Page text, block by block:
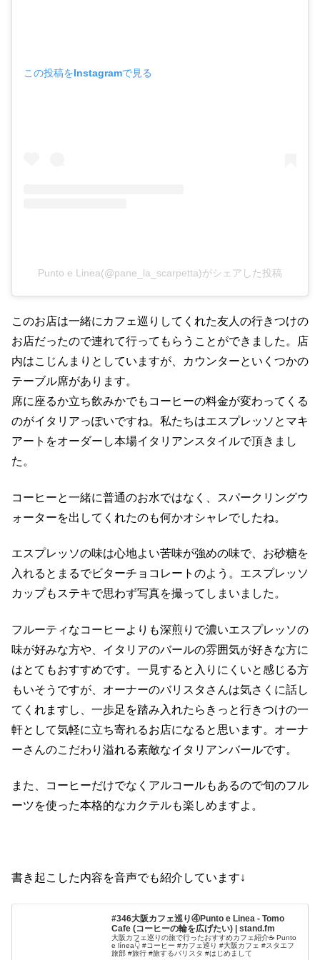
この投稿をInstagramで見る
Punto e Linea(@pane_la_scarpetta)がシェアした投稿
このお店は一緒にカフェ巡りしてくれた友人の行きつけの
お店だったので連れて行ってもらうことができました。店
内はこじんまりとしていますが、カウンターといくつかの
テーブル席があります。
席に座るか立ち飲みかでもコーヒーの料金が変わってくる
のがイタリアっぽいですね。私たちはエスプレッソとマキ
アートをオーダーし本場イタリアンスタイルで頂きまし
た。
コーヒーと一緒に普通のお水ではなく、スパークリングウ
ォーターを出してくれたのも何かオシャレでしたね。
エスプレッソの味は心地よい苦味が強めの味で、お砂糖を
入れるとまるでビターチョコレートのよう。エスプレッソ
カップもステキで思わず写真を撮ってしまいました。
フルーティなコーヒーよりも深煎りで濃いエスプレッソの
味が好みな方や、イタリアのバールの雰囲気が好きな方に
はとてもおすすめです。一見すると入りにくいと感じる方
もいそうですが、オーナーのバリスタさんは気さくに話し
てくれますし、一歩足を踏み入れたらきっと行きつけの一
軒として気軽に立ち寄れるお店になると思います。オーナ
ーさんのこだわり溢れる素敵なイタリアンバールです。
また、コーヒーだけでなくアルコールもあるので旬のフル
ーツを使った本格的なカクテルも楽しめますよ。
書き起こした内容を音声でも紹介しています↓
#346大阪カフェ巡り④Punto e Linea - Tomo
Cafe (コーヒーの輪を広げたい) | stand.fm
大阪カフェ巡りの旅で行ったおすすめカフェ紹介☕️ Punto
e línea👇 #コーヒー #カフェ巡り #大阪カフェ #スタエフ
旅部 #旅行 #旅するバリスタ #はじめまして